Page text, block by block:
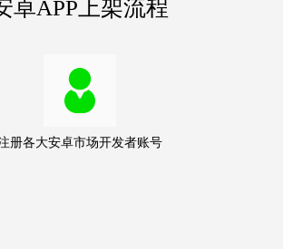
卓APP上架流程
册各大安卓市场开发者账号